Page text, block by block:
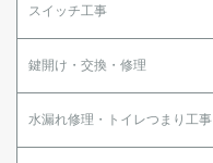
スイッチ工事
鍵開け・交換・修理
水漏れ修理・トイレつまり工事